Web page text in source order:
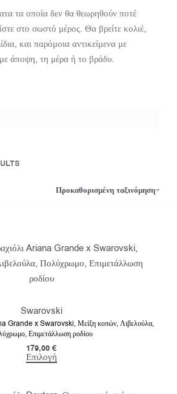
τα οποία δεν θα θεωρηθούν ποτέ
στο σωστό μέρος. Θα βρείτε κολιέ,
και παρόμοια αντικείμενα με
άποψη, τη μέρα ή το βράδυ.
Προκαθορισμένη ταξινόμηση
Swarovski
Grande x Swarovski, Μείξη κοπών, Λιβελούλα,
Επιμετάλλωση ροδίου
179,00 €
Επιλογή